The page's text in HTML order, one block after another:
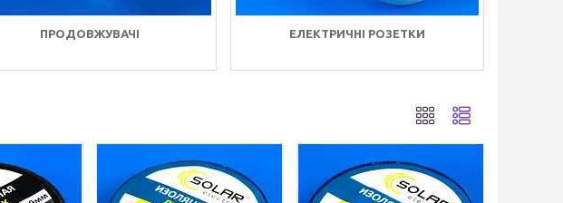
ПРОДОВЖУВАЧІ ЕЛЕКТРИЧНІ РОЗЕТКИ